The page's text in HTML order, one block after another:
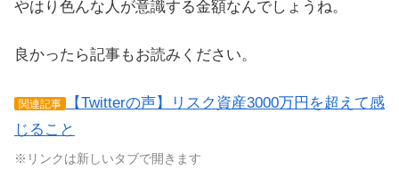
やはり色んな人が意識する金額なんでしょうね。
良かったら記事もお読みください。
関連記事
【Twitterの声】リスク資産3000万円を超えて感
じること
※リンクは新しいタブで開きます